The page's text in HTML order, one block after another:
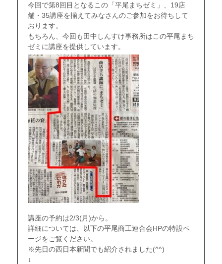
今回で第8回目となるこの「平尾まちゼミ」、19店
舗・35講座を揃えてみなさんのご参加をお待ちして
おります。
もちろん、今回も田中しんすけ事務所はこの平尾まち
ゼミに講座を提供しています。
講座の予約は2/3(月)から。
詳細については、以下の平尾商工連合会HPの特設ペ
ージをご覧ください。
※先日の西日本新聞でも紹介されました(^^)
↓